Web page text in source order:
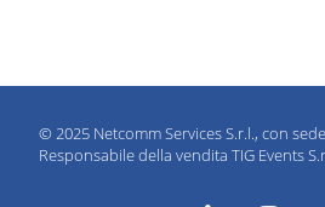
© 2025 Netcomm Services S.r.l., con
Responsabile della vendita TIG Events